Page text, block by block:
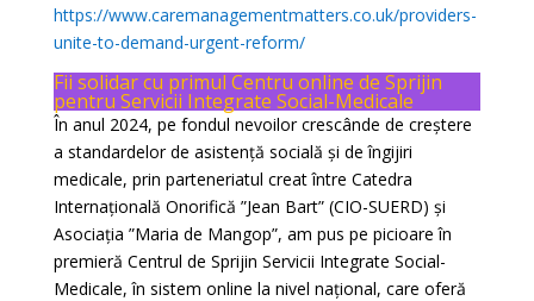
https://www.caremanagementmatters.co.uk/providers-
unite-to-demand-urgent-reform/
Fii solidar cu primul Centru online de Sprijin
pentru Servicii Integrate Social-Medicale
În anul 2024, pe fondul nevoilor crescânde de creștere
a standardelor de asistență socială și de îngijiri
medicale, prin parteneriatul creat între Catedra
Internațională Onorifică ”Jean Bart” (CIO-SUERD) și
Asociația ”Maria de Mangop”, am pus pe picioare în
premieră Centrul de Sprijin Servicii Integrate Social-
Medicale, în sistem online la nivel național, care oferă